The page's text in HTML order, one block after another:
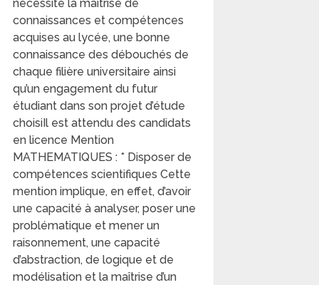
nécessite la maîtrise de
connaissances et compétences
acquises au lycée, une bonne
connaissance des débouchés de
chaque filière universitaire ainsi
qu’un engagement du futur
étudiant dans son projet d’étude
choisiIl est attendu des candidats
en licence Mention
MATHEMATIQUES : * Disposer de
compétences scientifiques Cette
mention implique, en effet, d’avoir
une capacité à analyser, poser une
problématique et mener un
raisonnement, une capacité
d’abstraction, de logique et de
modélisation et la maîtrise d’un